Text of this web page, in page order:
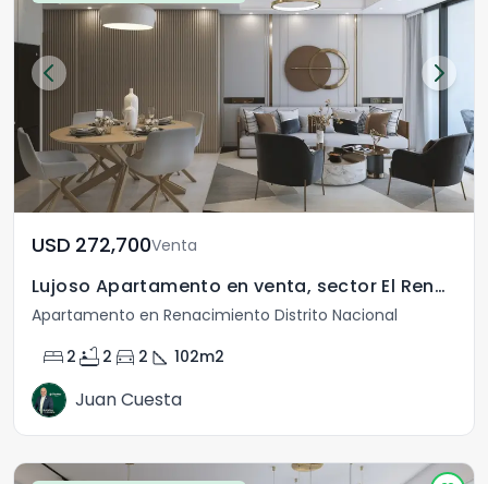
USD	272,700Venta
Lujoso Apartamento en venta, sector El Renacimiento.
Apartamento en Renacimiento Distrito Nacional
bed 2 bathtub 2 directions_car 2 square_foot 102m2
Juan Cuesta